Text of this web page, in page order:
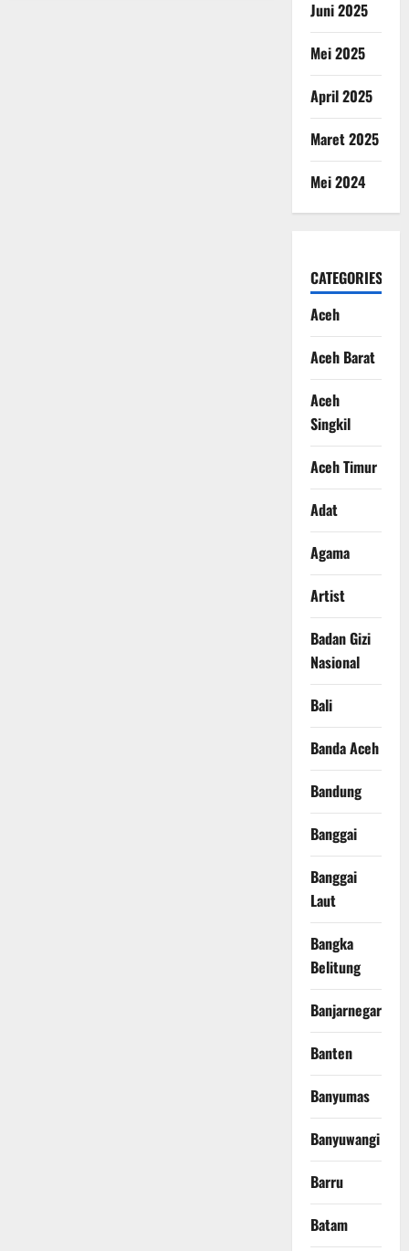
Juni 2025
Mei 2025
April 2025
Maret 2025
Mei 2024
CATEGORIES
Aceh
Aceh Barat
Aceh
Singkil
Aceh Timur
Adat
Agama
Artist
Badan Gizi
Nasional
Bali
Banda Aceh
Bandung
Banggai
Banggai
Laut
Bangka
Belitung
Banjarnegara
Banten
Banyumas
Banyuwangi
Barru
Batam